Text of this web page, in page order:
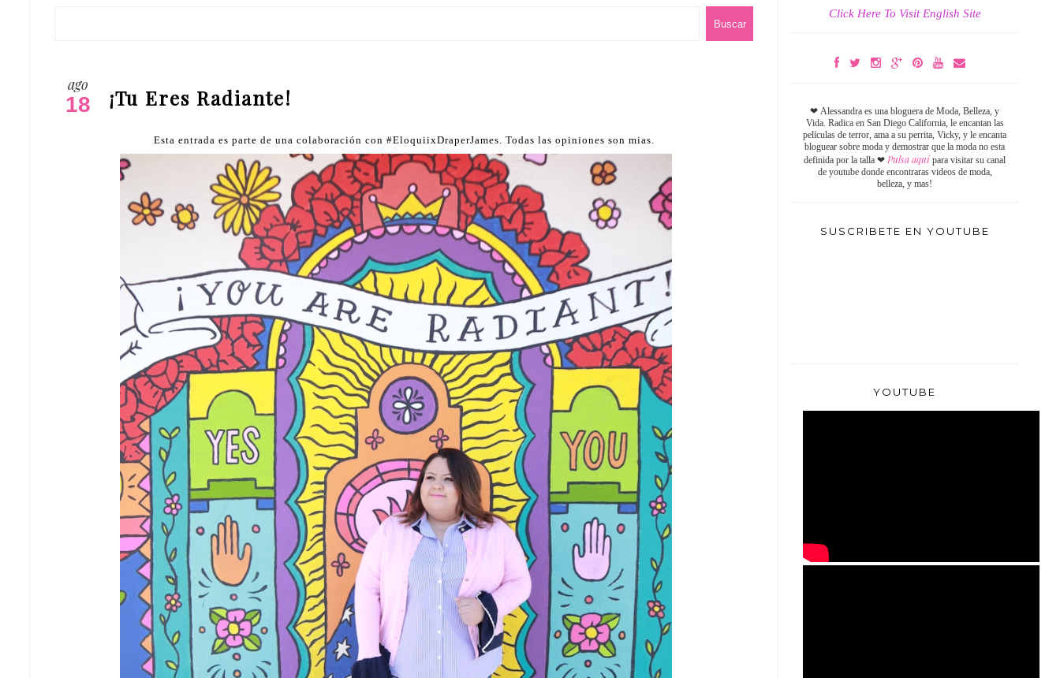
ago
18 ¡Tu Eres Radiante!
Esta entrada es parte de una colaboración con #EloquiixDraperJames. Todas las opiniones son mias.
Click Here To Visit English Site
❤ Alessandra es una bloguera de Moda, Belleza, y
Vida. Radica en San Diego California, le encantan las
películas de terror, ama a su perrita, Vicky, y le encanta
bloguear sobre moda y demostrar que la moda no esta
definida por la talla ❤ Pulsa aquí para visitar su canal
de youtube donde encontraras videos de moda,
belleza, y mas!
SUSCRIBETE EN YOUTUBE
YOUTUBE